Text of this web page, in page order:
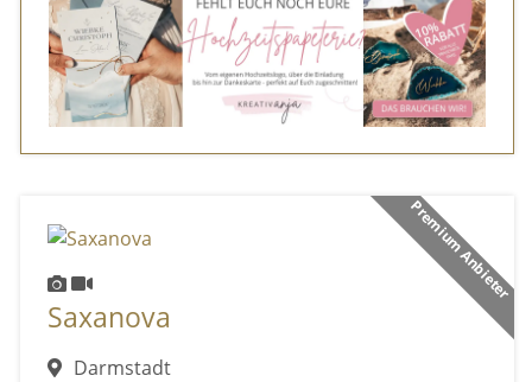
Premium Anbieter
Saxanova
Darmstadt